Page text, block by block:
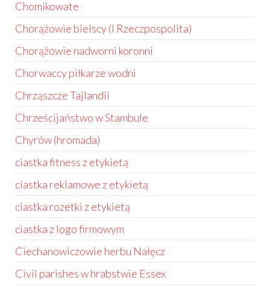
Chomikowate
Chorążowie bielscy (I Rzeczpospolita)
Chorążowie nadworni koronni
Chorwaccy piłkarze wodni
Chrząszcze Tajlandii
Chrześcijaństwo w Stambule
Chyrów (hromada)
ciastka fitness z etykietą
ciastka reklamowe z etykietą
ciastka rozetki z etykietą
ciastka z logo firmowym
Ciechanowiczowie herbu Nałęcz
Civil parishes w hrabstwie Essex